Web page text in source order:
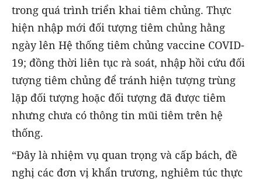
trong quá trình triển khai tiêm chủng. Thực
hiện nhập mới đối tượng tiêm chủng hằng
ngày lên Hệ thống tiêm chủng vaccine COVID-
19; đồng thời liên tục rà soát, nhập hồi cứu đối
tượng tiêm chủng để tránh hiện tượng trùng
lặp đối tượng hoặc đối tượng đã được tiêm
nhưng chưa có thông tin mũi tiêm trên hệ
thống.
“Đây là nhiệm vụ quan trọng và cấp bách, đề
nghị các đơn vị khẩn trương, nghiêm túc thực